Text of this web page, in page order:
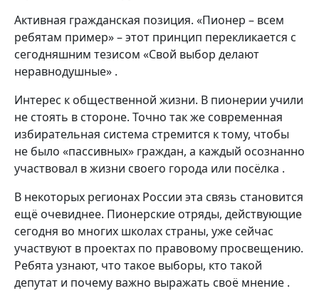
Активная гражданская позиция. «Пионер – всем
ребятам пример» – этот принцип перекликается с
сегодняшним тезисом «Свой выбор делают
неравнодушные» .
Интерес к общественной жизни. В пионерии учили
не стоять в стороне. Точно так же современная
избирательная система стремится к тому, чтобы
не было «пассивных» граждан, а каждый осознанно
участвовал в жизни своего города или посёлка .
В некоторых регионах России эта связь становится
ещё очевиднее. Пионерские отряды, действующие
сегодня во многих школах страны, уже сейчас
участвуют в проектах по правовому просвещению.
Ребята узнают, что такое выборы, кто такой
депутат и почему важно выражать своё мнение .